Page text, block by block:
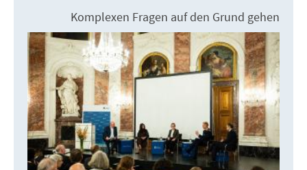
Komplexen Fragen auf den Grund gehen